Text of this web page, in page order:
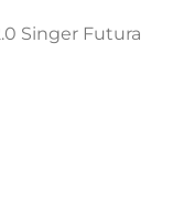
Singer Futura
2.0